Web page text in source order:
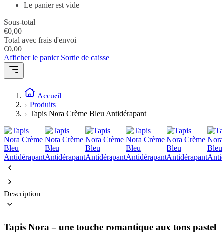
Le panier est vide
Sous-total
€0,00
Total avec frais d'envoi
€0,00
Afficher le panier Sortie de caisse
Accueil
Produits
Tapis Nora Crème Bleu Antidérapant
Description
Tapis Nora – une touche romantique aux tons pastel